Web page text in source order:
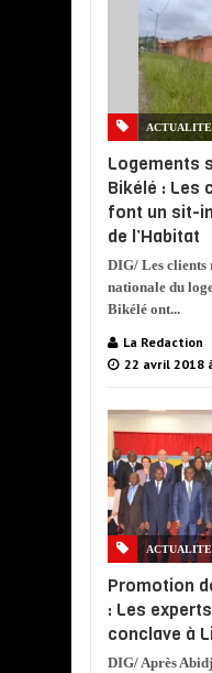
ACTUALITE
Logements
Bikélé : Les
font un sit-
de l’Habitat
DIG/ Les clients
nationale du
Bikélé ont...
La Redaction
22 avril 2018
ACTUALITE
Promotion
: Les
conclave à
DIG/ Après